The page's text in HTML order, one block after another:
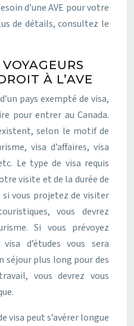
d’une AVE pour votre
de détails, consultez le
À L’AVE
pays exempté de visa,
pour entrer au Canada.
selon le motif de
visa d’affaires, visa
Le type de visa requis
visite et de la durée de
vous projetez de visiter
vous devrez
Si vous prévoyez
d’études vous sera
séjour plus long pour des
vous devrez vous
visa peut s’avérer longue